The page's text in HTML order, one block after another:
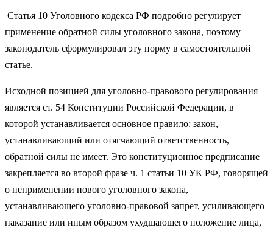
Статья 10 Уголовного кодекса РФ подробно регулирует
применение обратной силы уголовного закона, поэтому
законодатель сформулировал эту норму в самостоятельной
статье.
Исходной позицией для уголовно-правового регулирования
является ст. 54 Конституции Российской Федерации, в
которой устанавливается основное правило: закон,
устанавливающий или отягчающий ответственность,
обратной силы не имеет. Это конституционное предписание
закрепляется во второй фразе ч. 1 статьи 10 УК РФ, говорящей
о неприменении нового уголовного закона,
устанавливающего уголовно-правовой запрет, усиливающего
наказание или иным образом ухудшающего положение лица,